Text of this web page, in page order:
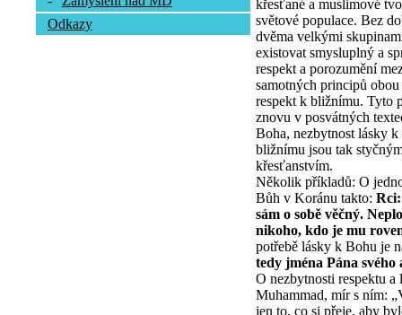
Odkazy
křesťané a muslimové
světové populace. Bez
dvěma velkými
existovat smysluplný a
respekt a porozumění
samotných principů
respekt k bližnímu. Tyto
znovu v posvátných
Boha, nezbytnost lásky
bližnímu jsou tak
křesťanstvím.
Několik příkladů: O
Bůh v Koránu takto:
sám o sobě věčný.
nikoho, kdo je mu
potřebě lásky k Bohu je
tedy jména Pána
O nezbytnosti respektu
Muhammad, mír s ním:
jen to, co si přeje, aby